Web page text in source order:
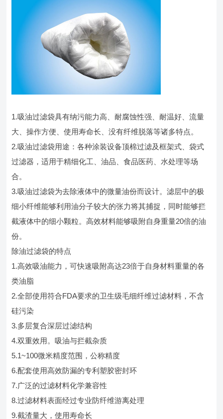
1.吸油过滤袋具有纳污能力高、耐腐蚀性强、耐温好、流量
大、操作方便、使用寿命长、没有纤维脱落等诸多特点。
2.吸油过滤袋用途：各种涂装设备顶棉过滤及框架式、袋式
过滤器，适用于精细化工、油品、食品医药、水处理等场
合。
3.吸油过滤袋为去除液体中的微量油份而设计。滤层中的极
细小纤维能够利用油分子较大的张力将其捕捉，同时能够拦
截液体中的细小颗粒。高效材料能够吸附自身重量20倍的油
份。
除油过滤袋的特点
1.高效吸油能力，可快速吸附高达23倍于自身材料重量的各
类油脂
2.全部使用符合FDA要求的卫生级毛细纤维过滤材料，不含
硅污染
3.多层复合深层过滤结构
4.双重效用。吸油与拦截杂质
5.1~100微米精度范围，公称精度
6.配套使用高效防漏的专利塑胶密封环
7.广泛的过滤材料化学兼容性
8.过滤材料表面经过专业防纤维游离处理
9.截渣量大，使用寿命长